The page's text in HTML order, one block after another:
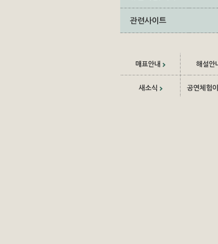
관련사이트
매표안내 해설안
새소식 공연체험